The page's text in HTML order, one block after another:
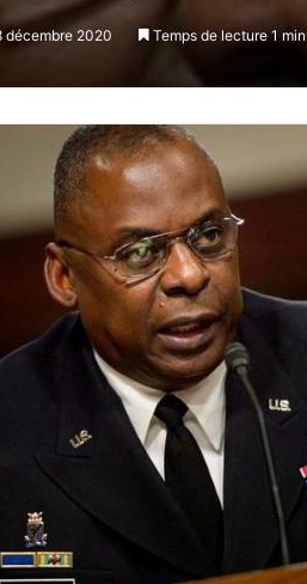
décembre 2020 Temps de lecture 1